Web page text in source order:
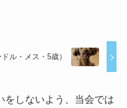
ル・メス・5歳）
をしないよう、当会では